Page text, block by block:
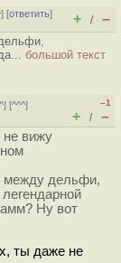
] [ответить]
+ / –
большой текст
] [^^^]
–1
+ / –
не вижу
между дельфи,
Ну вот
ты даже не